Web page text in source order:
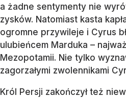
a żadne sentymenty nie
zysków. Natomiast kasta
ogromne przywileje i Cyrus
ulubieńcem Marduka –
Mezopotamii. Nie tylko
zagorzałymi zwolennikami
Król Persji zakończył też